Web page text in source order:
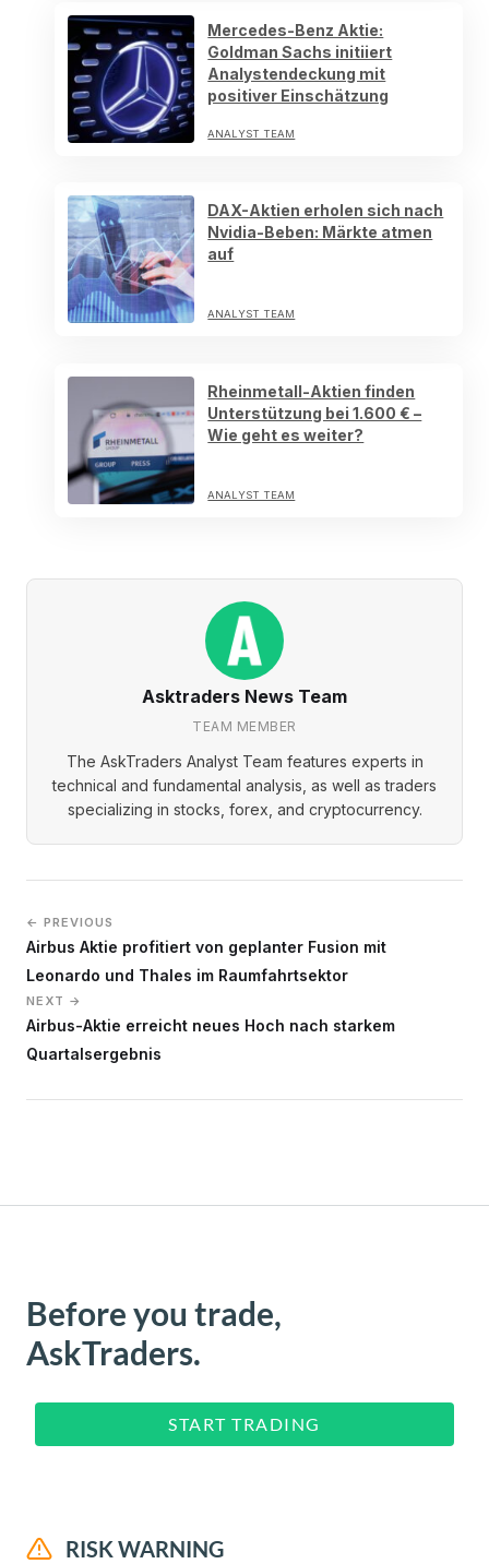
Mercedes-Benz Aktie:
Goldman Sachs initiiert
Analystendeckung mit
positiver Einschätzung
ANALYST TEAM
DAX-Aktien erholen sich nach
Nvidia-Beben: Märkte atmen
auf
ANALYST TEAM
Rheinmetall-Aktien finden
Unterstützung bei 1.600 € –
Wie geht es weiter?
ANALYST TEAM
Asktraders News Team
TEAM MEMBER
The AskTraders Analyst Team features experts in
technical and fundamental analysis, as well as traders
specializing in stocks, forex, and cryptocurrency.
← PREVIOUS
Airbus Aktie profitiert von geplanter Fusion mit
Leonardo und Thales im Raumfahrtsektor
NEXT →
Airbus-Aktie erreicht neues Hoch nach starkem
Quartalsergebnis
Before you trade,
AskTraders.
START TRADING
RISK WARNING